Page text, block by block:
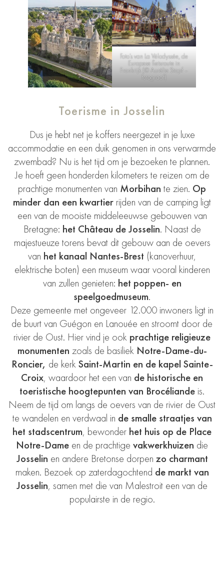
Foto’s van La Vélodyssée, de
Europese fietsroute in
Frankrijk (© Aurélie Stapf –
fotograaf)
Toerisme in Josselin
Dus je hebt net je koffers neergezet in je luxe
accommodatie en een duik genomen in ons verwarmde
zwembad? Nu is het tijd om je bezoeken te plannen.
Je hoeft geen honderden kilometers te reizen om de
prachtige monumenten van Morbihan te zien. Op
minder dan een kwartier rijden van de camping ligt
een van de mooiste middeleeuwse gebouwen van
Bretagne: het Château de Josselin. Naast de
majestueuze torens bevat dit gebouw aan de oevers
van het kanaal Nantes-Brest (kanoverhuur,
elektrische boten) een museum waar vooral kinderen
van zullen genieten: het poppen- en
speelgoedmuseum.
Deze gemeente met ongeveer 12.000 inwoners ligt in
de buurt van Guégon en Lanouée en stroomt door de
rivier de Oust. Hier vind je ook prachtige religieuze
monumenten zoals de basiliekNotre-Dame-du-
Roncier, de kerkSaint-Martin en de kapel Sainte-
Croix, waardoor het een van de historische en
toeristische hoogtepunten van Brocéliande is.
Neem de tijd om langs de oevers van de rivier de Oust
te wandelen en verdwaal in de smalle straatjes van
het stadscentrum, bewonder het huis op de Place
Notre-Dame en de prachtige vakwerkhuizen die
Josselin en andere Bretonse dorpen zo charmant
maken. Bezoek op zaterdagochtend de markt van
Josselin, samen met die van Malestroit een van de
populairste in de regio.